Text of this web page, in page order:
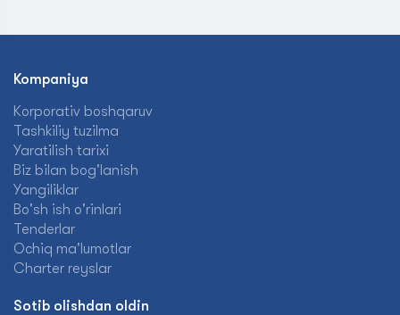
Kompaniya
Korporativ boshqaruv
Tashkiliy tuzilma
Yaratilish tarixi
Biz bilan bog'lanish
Yangiliklar
Bo'sh ish o'rinlari
Tenderlar
Ochiq ma'lumotlar
Charter reyslar
Sotib olishdan oldin